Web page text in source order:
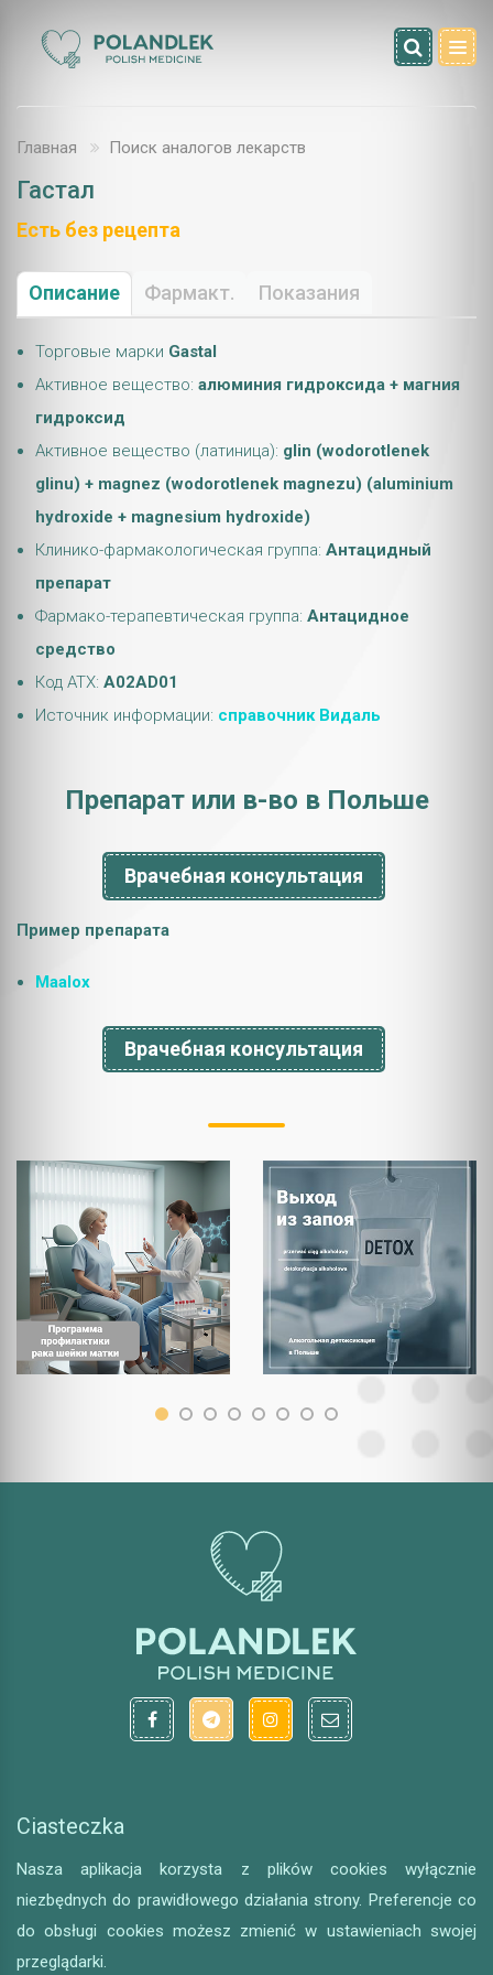
Главная Поиск аналогов лекарств
Гастал
Есть без рецепта
Описание Фармакт. Показания
Торговые марки Gastal
Активное вещество: алюминия гидроксида + магния
гидроксид
Активное вещество (латиница): glin (wodorotlenek
glinu) + magnez (wodorotlenek magnezu) (aluminium
hydroxide + magnesium hydroxide)
Клинико-фармакологическая группа: Антацидный
препарат
Фармако-терапевтическая группа: Антацидное
средство
Код АТХ: A02AD01
Источник информации: справочник Видаль
Препарат или в-во в Польше
Врачебная консультация
Пример препарата
Maalox
Врачебная консультация
Ciasteczka
Nasza aplikacja korzysta z plików cookies wyłącznie
niezbędnych do prawidłowego działania strony. Preferencje co
do obsługi cookies możesz zmienić w ustawieniach swojej
przeglądarki.